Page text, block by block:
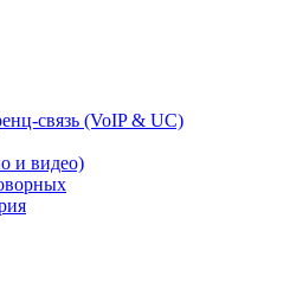
связь (VoIP & UC)
и видео)